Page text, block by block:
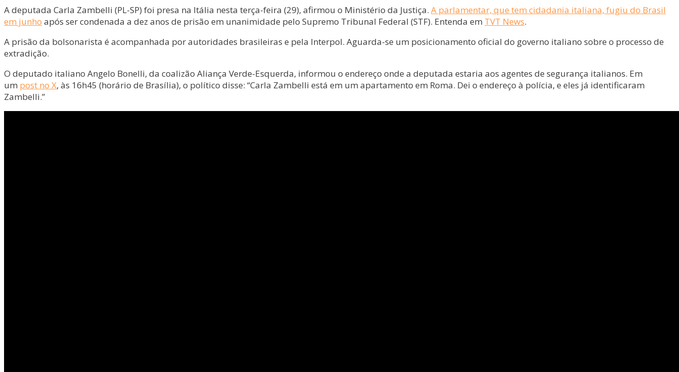
A deputada Carla Zambelli (PL-SP) foi presa na Itália nesta terça-feira (29), afirmou o Ministério da Justiça. A parlamentar, que tem cidadania italiana, fugiu do Brasil
em junho após ser condenada a dez anos de prisão em unanimidade pelo Supremo Tribunal Federal (STF). Entenda em TVT News.
A prisão da bolsonarista é acompanhada por autoridades brasileiras e pela Interpol. Aguarda-se um posicionamento oficial do governo italiano sobre o processo de
extradição.
O deputado italiano Angelo Bonelli, da coalizão Aliança Verde-Esquerda, informou o endereço onde a deputada estaria aos agentes de segurança italianos. Em
um post no X, às 16h45 (horário de Brasília), o político disse: “Carla Zambelli está em um apartamento em Roma. Dei o endereço à polícia, e eles já identificaram
Zambelli.”